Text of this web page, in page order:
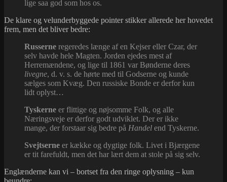
lige saa god som hos os.
De klare og velunderbyggede pointer stikker allerede her hovedet
frem, men det bliver bedre:
Russerne regeredes længe af en Kejser eller Czar, der
selv havde hele Magten. Jorden ejedes mest af
Herremændene, og lige til 1861 var Bønderne deres
livegne, d. v. s. de hørte med til Godserne og kunde
sælges som Kvæg. Den russiske Bonde er derfor kun
lidt oplyst…
Tyskerne er flittige og nøjsomme Folk, og alle
Næringsveje er derfor godt udviklet. Der er ikke
mange, der forstaar sig bedre på Handel end Tyskerne.
Svejtserne er kække og dygtige folk. Livet i Bjærgene
er tit farefuldt, men det har lært dem at stole på sig selv.
Englænderne kan vi – bortset fra den ringe oplysning – kun